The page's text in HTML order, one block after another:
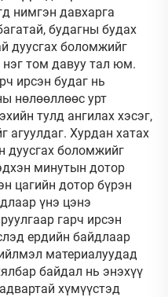
нимгэн давхарга
будагны будах
дуусгах боломжийг
нэг том давуу тал юм.
ирсэн будаг нь
нөлөөллөөс урт
тулд ангилах хэсэг,
агуулдаг. Хурдан хатах
дуусгах боломжийг
минутын дотор
цагийн дотор бүрэн
үнэ цэнэ
гарч ирсэн
ердийн байдлаар
материалуудад
байдал нь энэхүү
хүмүүстэд